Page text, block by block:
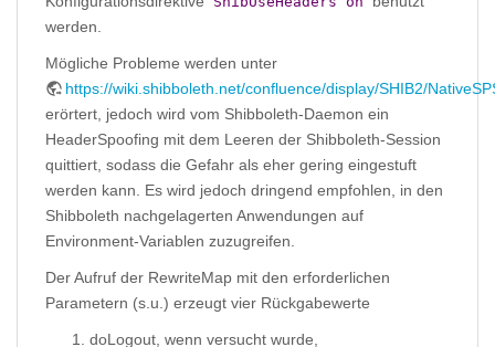
werden.
Mögliche Probleme werden unter
https://wiki.shibboleth.net/confluence/display/SHIB2/
erörtert, jedoch wird vom Shibboleth-Daemon ein
HeaderSpoofing mit dem Leeren der Shibboleth-Session
quittiert, sodass die Gefahr als eher gering eingestuft
werden kann. Es wird jedoch dringend empfohlen, in den
Shibboleth nachgelagerten Anwendungen auf
Environment-Variablen zuzugreifen.
Der Aufruf der RewriteMap mit den erforderlichen
Parametern (s.u.) erzeugt vier Rückgabewerte
doLogout, wenn versucht wurde,